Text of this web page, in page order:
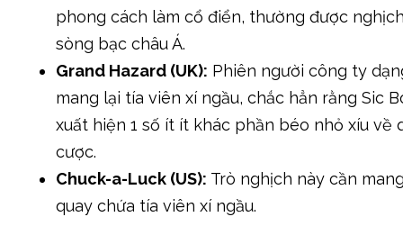
phong cách làm cổ điển, thường được
sòng bạc châu Á.
Grand Hazard (UK): Phiên người công ty
mang lại tía viên xí ngầu, chắc hẳn rằng Sic
xuất hiện 1 số ít ít khác phần béo nhỏ xíu về
cược.
Chuck-a-Luck (US): Trò nghịch này cần
quay chứa tía viên xí ngầu.